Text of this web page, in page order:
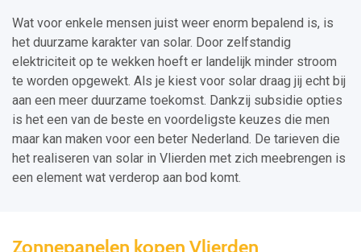
Wat voor enkele mensen juist weer enorm bepalend is, is
het duurzame karakter van solar. Door zelfstandig
elektriciteit op te wekken hoeft er landelijk minder stroom
te worden opgewekt. Als je kiest voor solar draag jij echt bij
aan een meer duurzame toekomst. Dankzij subsidie opties
is het een van de beste en voordeligste keuzes die men
maar kan maken voor een beter Nederland. De tarieven die
het realiseren van solar in Vlierden met zich meebrengen is
een element wat verderop aan bod komt.
Zonnepanelen kopen Vlierden